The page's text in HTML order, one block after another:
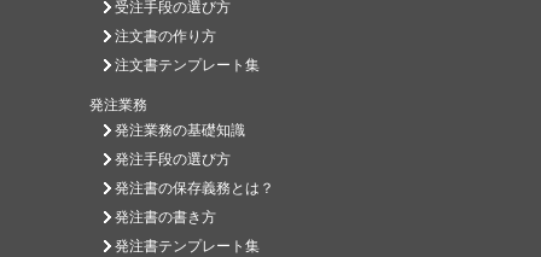
受注手段の選び方
注文書の作り方
注文書テンプレート集
発注業務
発注業務の基礎知識
発注手段の選び方
発注書の保存義務とは？
発注書の書き方
発注書テンプレート集